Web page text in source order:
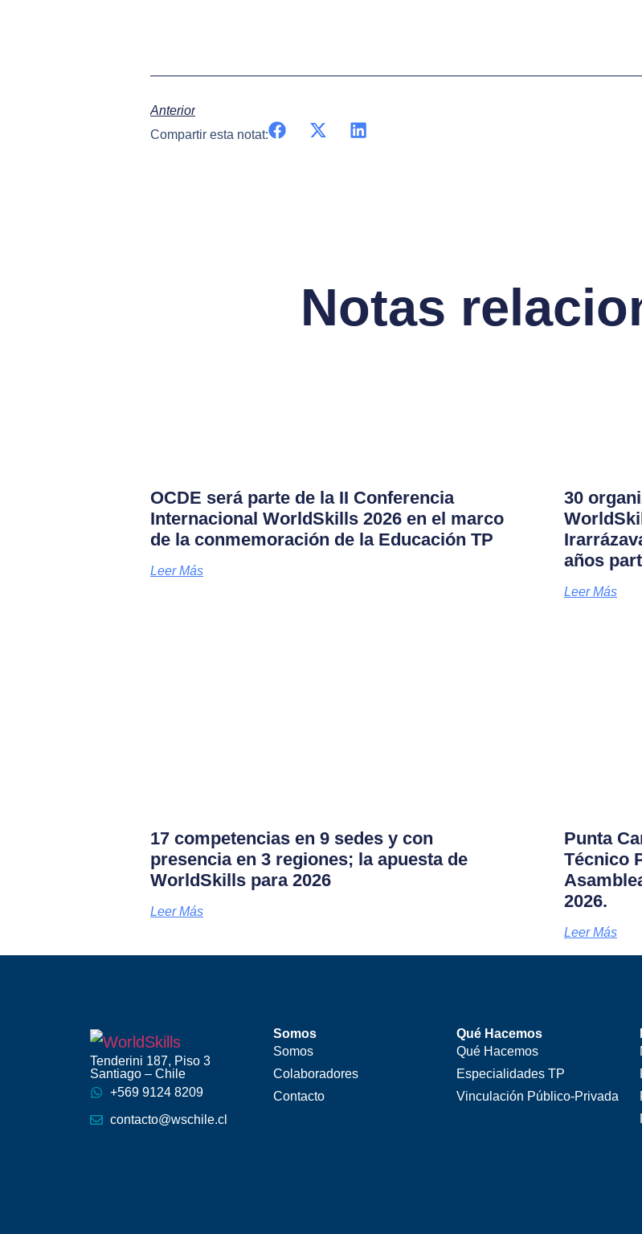
Anterior
Compartir esta notat:
Notas
OCDE será parte de la II Conferencia
Internacional WorldSkills 2026 en el marco
de la conmemoración de la Educación TP
Leer Más
30
años
Leer Más
17 competencias en 9 sedes y con
presencia en 3 regiones; la apuesta de
WorldSkills para 2026
Leer Más
Punta
Técnico
2026.
Leer Más
Tenderini 187, Piso 3
Santiago – Chile
+569 9124 8209
contacto@wschile.cl
Somos
Somos
Colaboradores
Contacto
Qué Hacemos
Qué Hacemos
Especialidades TP
Vinculación Público-Privada